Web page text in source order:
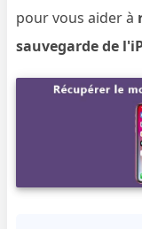
pour vous aider à
sauvegarde de